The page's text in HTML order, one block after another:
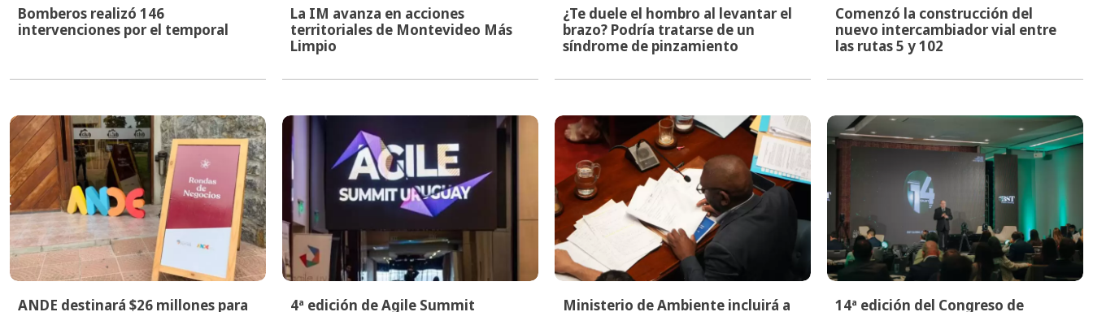
Bomberos realizó 146
intervenciones por el temporal
La IM avanza en acciones
territoriales de Montevideo Más
Limpio
¿Te duele el hombro al levantar el
brazo? Podría tratarse de un
síndrome de pinzamiento
Comenzó la construcción del
nuevo intercambiador vial entre
las rutas 5 y 102
ANDE destinará $26 millones para
4ª edición de Agile Summit
Ministerio de Ambiente incluirá a
14ª edición del Congreso de